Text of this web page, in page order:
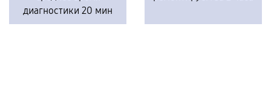
диагностики 20 мин